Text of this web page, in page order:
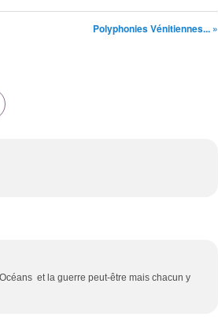
Polyphonies Vénitiennes... »
et la guerre peut-être mais chacun y